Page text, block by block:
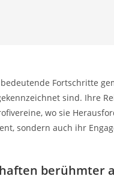
Fortschritte
sind. Ihre
wo sie
sondern auch ihr
berühmter